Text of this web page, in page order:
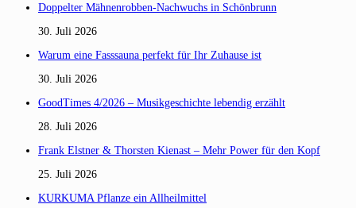
Doppelter Mähnenrobben-Nachwuchs in Schönbrunn
30. Juli 2026
Warum eine Fasssauna perfekt für Ihr Zuhause ist
30. Juli 2026
GoodTimes 4/2026 – Musikgeschichte lebendig erzählt
28. Juli 2026
Frank Elstner & Thorsten Kienast – Mehr Power für den Kopf
25. Juli 2026
KURKUMA Pflanze ein Allheilmittel